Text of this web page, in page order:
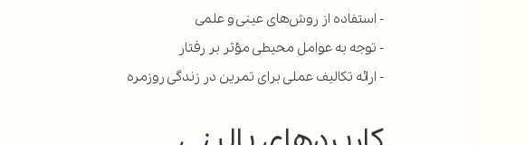
- استفاده از روش‌های عینی و علمی
- توجه به عوامل محیطی مؤثر بر رفتار
- ارائه تکالیف عملی برای تمرین در زندگی روزمره